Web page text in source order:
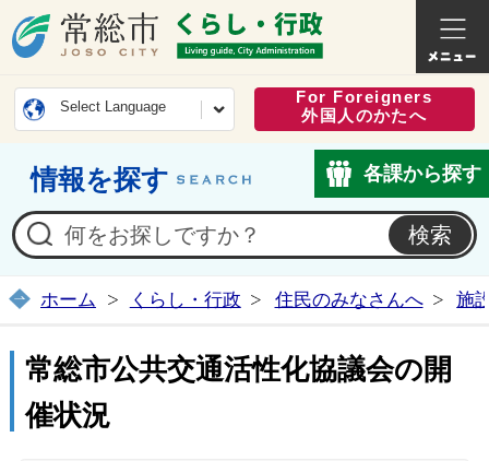
常総市公式ホームページ
くらし
Select Language
For Foreigners
外国人のかたへ
情報を探す 各課から探す
ホーム くらし・行政 住民のみなさんへ 施
常総市公共交通活性化協議会の開
催状況